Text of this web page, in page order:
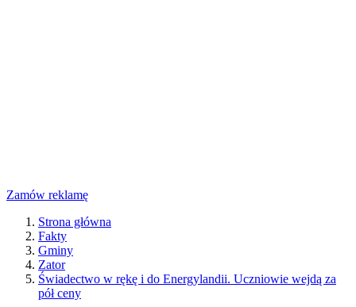
Zamów reklamę
Strona główna
Fakty
Gminy
Zator
Świadectwo w rękę i do Energylandii. Uczniowie wejdą za
pół ceny